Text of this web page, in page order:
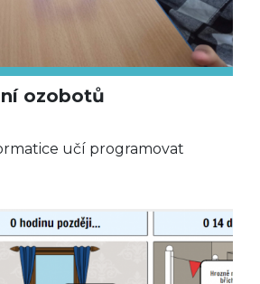
ozobotů
učí programovat